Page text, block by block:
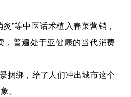
”等中医话术植入春菜营销，
，普遍处于亚健康的当代消费
捆绑，给了人们冲出城市这个
。